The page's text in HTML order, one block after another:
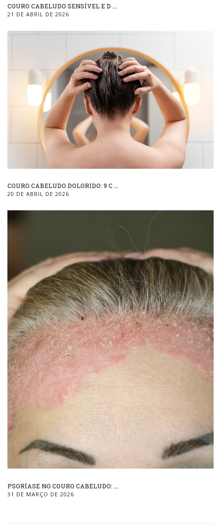
COURO CABELUDO SENSÍVEL E D ...
21 DE ABRIL DE 2026
COURO CABELUDO DOLORIDO: 9 C ...
20 DE ABRIL DE 2026
PSORÍASE NO COURO CABELUDO: ...
31 DE MARÇO DE 2026